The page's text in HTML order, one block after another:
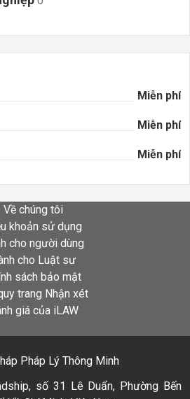
Miễn phí
Miễn phí
Miễn phí
Về chúng tôi
khoản sử dụng
cho người dùng
cho Luật sư
sách bảo mật
trang Nhận xét
giá của iLAW
Pháp Lý Thông Minh
số 31 Lê Duẩn, Phường Bến